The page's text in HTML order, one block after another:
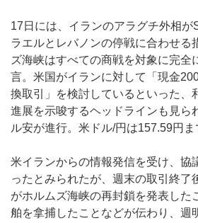
17日には、イランのアラグチ外相が
ラエルとレバノンの停戦に合わせる
ズ海峡はすべての商戦を対象に完全
言。米国がイランに対して「現金
換取引」を検討しているといった、
進展を示唆するヘッドラインも見ら
ル安が進行。米ドル/円は157.59円ま
米イランからの情報発信を受け、協
ったとみられたが、週末の取引終了
がホルムズ海峡の再封鎖を発表した
舶を拿捕したことなどが伝わり、週